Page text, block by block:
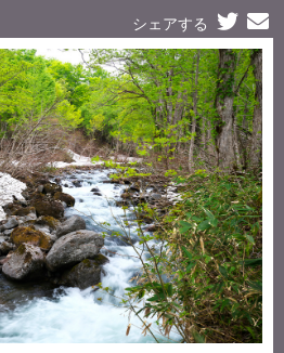
シェアする